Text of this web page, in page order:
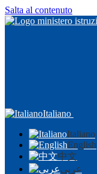
Salta al contenuto
Italiano
Italiano
English
中文
عربى